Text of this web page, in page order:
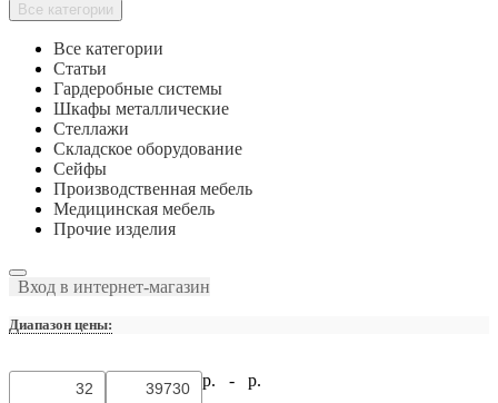
Все категории
Все категории
Статьи
Гардеробные системы
Шкафы металлические
Стеллажи
Складское оборудование
Сейфы
Производственная мебель
Медицинская мебель
Прочие изделия
Вход в интернет-магазин
Диапазон цены:
р. - р.